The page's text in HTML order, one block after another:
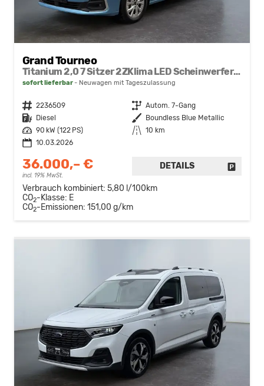
Grand Tourneo
Titanium 2,0 7 Sitzer 2ZKlima LED Scheinwerfer Anhängerkupplung Sitzheizung Einparkhilfe Kamera 17 Zoll Leichtmetall ACC
sofort lieferbar Neuwagen mit Tageszulassung
Fahrzeugnr. 2236509 Getriebe Autom. 7-Gang
Kraftstoff
Diesel Außenfarbe
Boundless Blue Metallic
Leistung
90 kW (122 PS) Kilometerstand
10 km
10.03.2026
36.000,– €
incl. 19% MwSt.
DETAILS
Verbrauch kombiniert: 5,80 l/100km
CO2-Klasse: E
CO2-Emissionen: 151,00 g/km